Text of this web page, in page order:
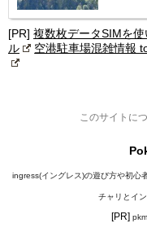
[PR] 複数枚データSIMを
ル
空港駐車場混雑情報
このサイトに
ingress(イングレス)の遊び方や初心
チャリとイ
[PR]